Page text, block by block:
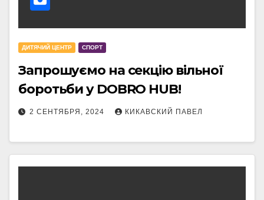
ДИТЯЧИЙ ЦЕНТР СПОРТ
Запрошуємо на секцію вільної
боротьби у DOBRO HUB!
2 СЕНТЯБРЯ, 2024 КИКАВСКИЙ ПАВЕЛ